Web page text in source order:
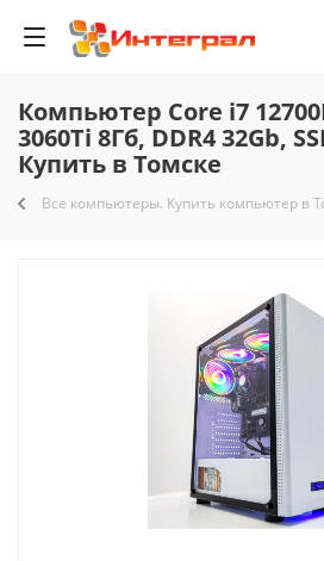
Компьютер Core i7
3060Ti 8Гб, DDR4 32Gb,
Купить в Томске
Все компьютеры. Купить компьютер в